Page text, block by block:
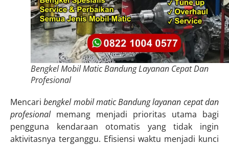
Bengkel Mobil Matic Bandung Layanan Cepat Dan
Profesional
Mencaribengkel mobil matic Bandung layanan cepat dan
profesionalmemang menjadi prioritas utama bagi
pengguna kendaraan otomatis yang tidak ingin
aktivitasnya terganggu. Efisiensi waktu menjadi kunci